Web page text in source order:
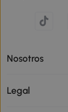
Nosotros
Legal